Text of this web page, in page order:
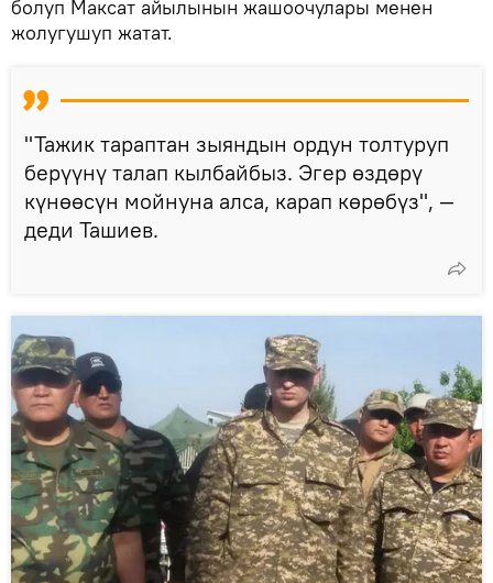
болуп Максат айылынын жашоочулары менен
жолугушуп жатат.
"Тажик тараптан зыяндын ордун толтуруп
берүүнү талап кылбайбыз. Эгер өздөрү
күнөөсүн мойнуна алса, карап көрөбүз", —
деди Ташиев.